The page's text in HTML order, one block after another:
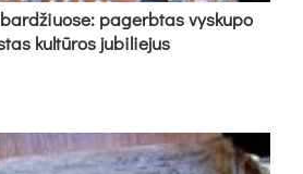
pa­gerb­tas vys­ku­po
kul­tū­ros ju­bi­lie­jus